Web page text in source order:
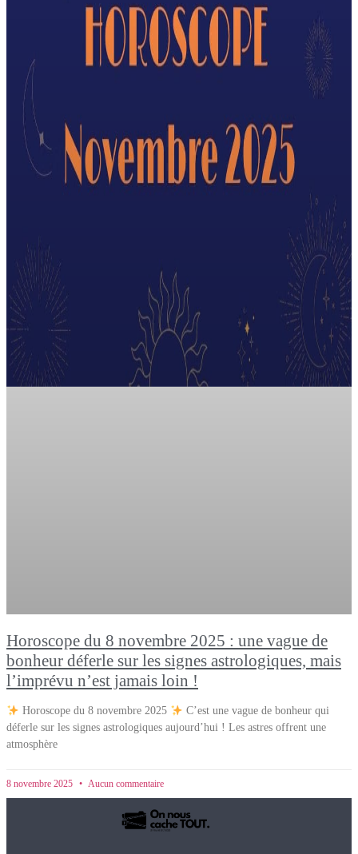
Horoscope du 8 novembre 2025 : une vague de
bonheur déferle sur les signes astrologiques, mais
l’imprévu n’est jamais loin !
Horoscope du 8 novembre 2025
C’est une vague de bonheur qui
déferle sur les signes astrologiques aujourd’hui ! Les astres offrent une
atmosphère
8 novembre 2025 Aucun commentaire